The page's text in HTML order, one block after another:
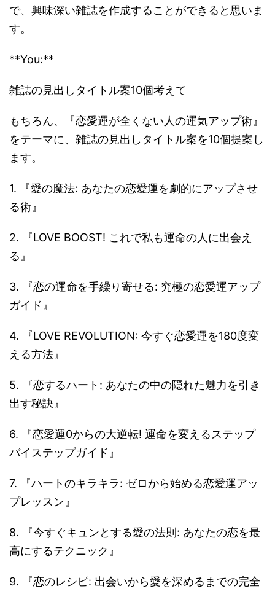
で、興味深い雑誌を作成することができると思いま
す。
**You:**
雑誌の見出しタイトル案10個考えて
もちろん、『恋愛運が全くない人の運気アップ術』
をテーマに、雑誌の見出しタイトル案を10個提案し
ます。
1. 『愛の魔法: あなたの恋愛運を劇的にアップさせ
る術』
2. 『LOVE BOOST! これで私も運命の人に出会え
る』
3. 『恋の運命を手繰り寄せる: 究極の恋愛運アップ
ガイド』
4. 『LOVE REVOLUTION: 今すぐ恋愛運を180度変
える方法』
5. 『恋するハート: あなたの中の隠れた魅力を引き
出す秘訣』
6. 『恋愛運0からの大逆転! 運命を変えるステップ
バイステップガイド』
7. 『ハートのキラキラ: ゼロから始める恋愛運アッ
プレッスン』
8. 『今すぐキュンとする愛の法則: あなたの恋を最
高にするテクニック』
9. 『恋のレシピ: 出会いから愛を深めるまでの完全